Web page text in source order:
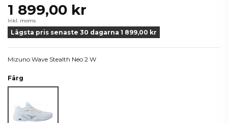
1 899,00 kr
Inkl. moms
Lägsta pris senaste 30 dagarna 1 899,00 kr
Mizuno Wave Stealth Neo 2 W
Färg